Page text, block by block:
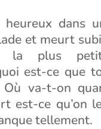
heureux dans
et meurt
la plus
est-ce que
va-t-on
est-ce qu’on
tellement.